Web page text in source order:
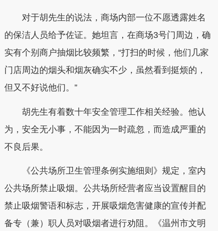
对于胡先生的说法，商场内部一位不愿透露姓名
的保洁人员给予佐证。她坦言，在商场3号门周边，确
实有个别商户抽烟比较频繁，“打扫的时候，他们几家
门店周边的烟头和烟灰确实不少，虽然看到挺烦的，
但又不好说他们。”
胡先生有着数十年安全管理工作相关经验。他认
为，安全无小事，不能因为一时疏忽，而造成严重的
不良后果。
《公共场所卫生管理条例实施细则》规定，室内
公共场所禁止吸烟。公共场所经营者应当设置醒目的
禁止吸烟警语和标志，开展吸烟危害健康的宣传并配
备专（兼）职人员对吸烟者进行劝阻。《温州市文明